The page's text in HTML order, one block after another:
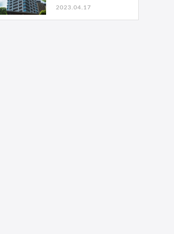
2023.04.17